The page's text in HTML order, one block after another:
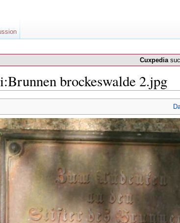
Cuxpedia
brockeswalde 2.jpg